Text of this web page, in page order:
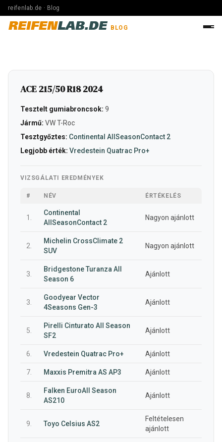
reifenlab.de · Blog
REIFENLAB.DE BLOG
ACE 215/50 R18 2024
Tesztelt gumiabroncsok: 9
Jármű: VW T-Roc
Tesztgyőztes: Continental AllSeasonContact 2
Legjobb érték: Vredestein Quatrac Pro+
VIZSGÁLATI EREDMÉNYEK
# NÉV ÉRTÉKELÉS
1.
Continental
AllSeasonContact 2
Nagyon ajánlott
2.
Michelin CrossClimate 2
SUV
Nagyon ajánlott
3.
Bridgestone Turanza All
Season 6
Ajánlott
3.
Goodyear Vector
4Seasons Gen-3
Ajánlott
5.
Pirelli Cinturato All Season
SF2
Ajánlott
6. Vredestein Quatrac Pro+ Ajánlott
7. Maxxis Premitra AS AP3 Ajánlott
8.
Falken EuroAll Season
AS210
Ajánlott
9. Toyo Celsius AS2
Feltételesen
ajánlott